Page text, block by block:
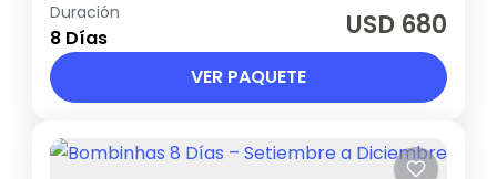
2 de enero a 20 de febrero 2027
Brasil
1 Persona en base doble
Duración
8 Días USD 680
VER PAQUETE